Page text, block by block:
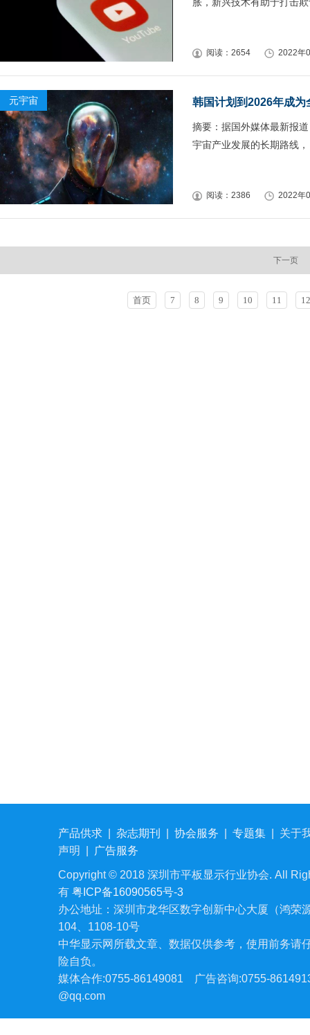
阅读：2654 2022年
元宇宙 韩国计划到2026年成
摘要：据国外媒体最新报
宇宙产业发展的长期路线
阅读：2386 2022年
下一页
首页 7 8 9 10 11 12
产品供求 杂志期刊 协会服务 专题集
关于
声明
广告服务
Copyright © 2018 深圳市平板显示行业协会. All
有 粤ICP备16090565号-3
办公地址：深圳市龙华区数字创新中心大厦（鸿荣
104、1108-10号
中华显示网所载文章、数据仅供参考，使用前务请
险自负。
媒体合作:0755-86149081
广告咨询:0755-
@qq.com